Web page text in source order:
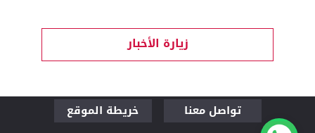
زيارة الأخبار
تواصل معنا خريطة الموقع